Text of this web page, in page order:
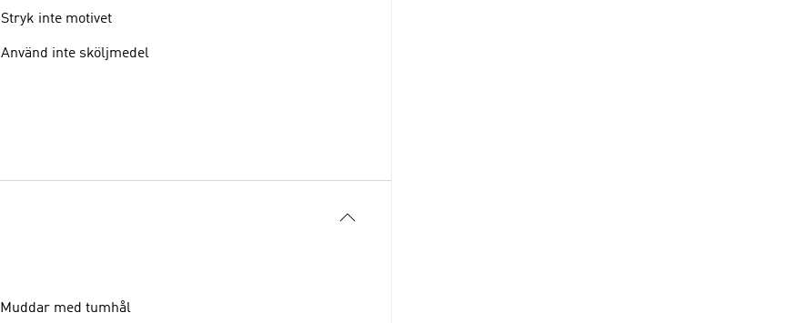
Stryk inte motivet
Använd inte sköljmedel
Muddar med tumhål